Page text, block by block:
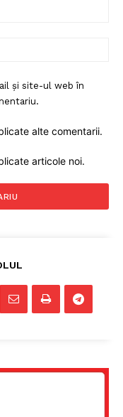
și site-ul web în
alte comentarii.
articole noi.